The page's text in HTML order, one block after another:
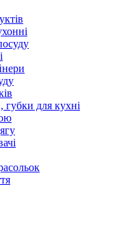
для кухні